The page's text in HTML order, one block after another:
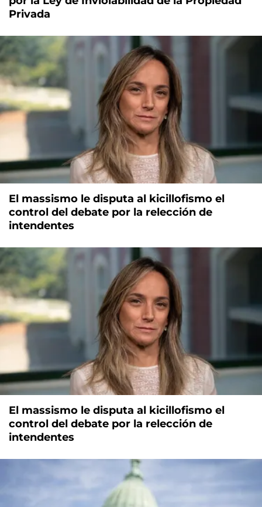
Privada
El massismo le disputa al kicillofismo el
control del debate por la relección de
intendentes
El massismo le disputa al kicillofismo el
control del debate por la relección de
intendentes